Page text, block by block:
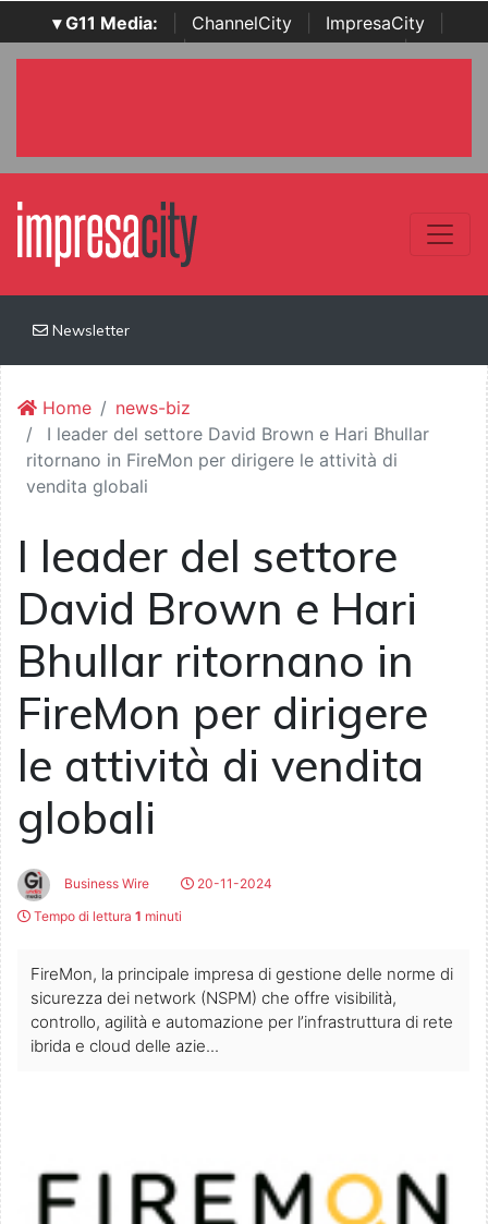
▾ G11 Media: ChannelCity ImpresaCity
SecurityOpenLab | Italian Channel Awards | Italian
Newsletter
Home
news-biz
I leader del settore David Brown e Hari Bhullar
ritornano in FireMon per dirigere le attività di
vendita globali
I leader del settore
David Brown e Hari
Bhullar ritornano in
FireMon per dirigere
le attività di vendita
globali
Business Wire
20-11-2024
Tempo di lettura 1 minuti
FireMon, la principale impresa di gestione delle norme di
sicurezza dei network (NSPM) che offre visibilità,
controllo, agilità e automazione per l’infrastruttura di rete
ibrida e cloud delle azie...